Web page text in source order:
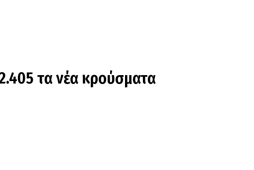
τα νέα κρούσματα